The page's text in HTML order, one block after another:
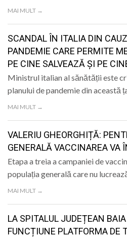
MAI MULT →
SCANDAL ÎN ITALIA DIN
PANDEMIE CARE PERMITE
PE CINE SALVEAZĂ ȘI PE
Ministrul italian al sănătății este
planului de pandemie din această
MAI MULT →
VALERIU GHEORGHIȚĂ:
GENERALĂ VACCINAREA VA
Etapa a treia a campaniei de
populația generală care nu
MAI MULT →
LA SPITALUL JUDEȚEAN
FUNCȚIUNE PLATFORMA DE